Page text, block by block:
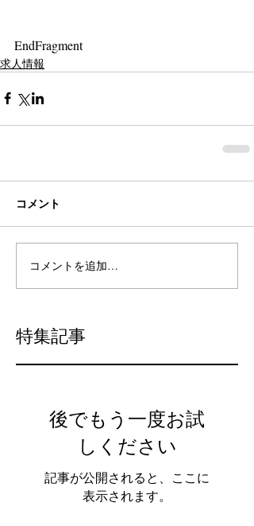
EndFragment
求人情報
コメント
コメントを追加…
特集記事
後でもう一度お試
しください
記事が公開されると、ここに
表示されます。